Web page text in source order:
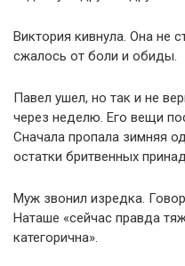
Виктория кивнула. Она не
сжалось от боли и обиды.
Павел ушел, но так и не
через неделю. Его вещи
Сначала пропала зимняя
остатки бритвенных
Муж звонил изредка.
Наташе «сейчас правда
категорична».